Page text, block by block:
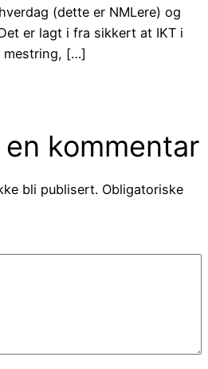
(dette er NMLere) og
er lagt i fra sikkert at IKT i
mestring, […]
kommentar
bli publisert. Obligatoriske